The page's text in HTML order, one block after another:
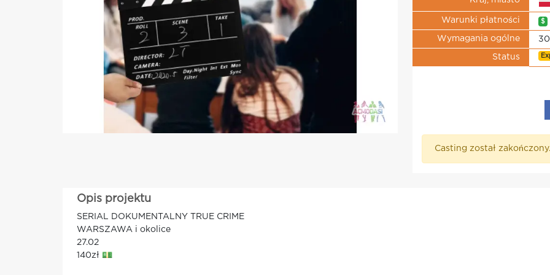
Warunki płatności $
Wymagania ogólne
Status
Casting został
Opis projektu
SERIAL DOKUMENTALNY TRUE CRIME
WARSZAWA i okolice
27.02
140zł 💵